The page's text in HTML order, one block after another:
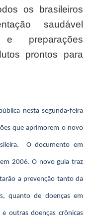
saudável
e preparações
prontos para
nesta segunda-feira
que aprimorem o novo
O documento em
2006. O novo guia traz
a prevenção tanto da
quanto de doenças em
outras doenças crônicas